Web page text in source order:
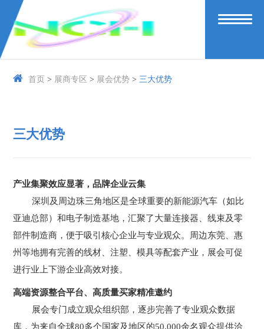
首页 > 展商专区 > 展会优势 > 三大优势
三大优势
产业集聚效应显著 ，品牌企业云集
深圳及周边珠三角地区是全球重要的新能源汽车（如比
亚迪总部）和电子制造基地，汇聚了大量连接器、线束及零
部件制造商，便于吸引核心企业与专业观众。周边东莞、惠
州等地拥有完善的线材、注塑、模具等配套产业，展会可促
进行业上下游企业高效对接。
高端资源整合平台、高质量买家精准邀约
展会专门成立观众组织部，逐步完善了专业观众数据
库，为来自全球80多个国家及地区的50,000余名观众提供洽